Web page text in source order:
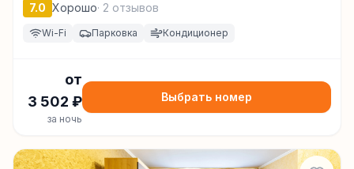
7.0 Хорошо· 2 отзывов
Wi-Fi Парковка Кондиционер
от
3 502 ₽
за ночь
Выбрать номер